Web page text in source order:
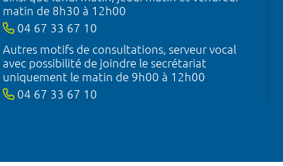
matin de 8h30 à 12h00
04 67 33 67 10
Autres motifs de consultations, serveur vocal
avec possibilité de joindre le secrétariat
uniquement le matin de 9h00 à 12h00
04 67 33 67 10